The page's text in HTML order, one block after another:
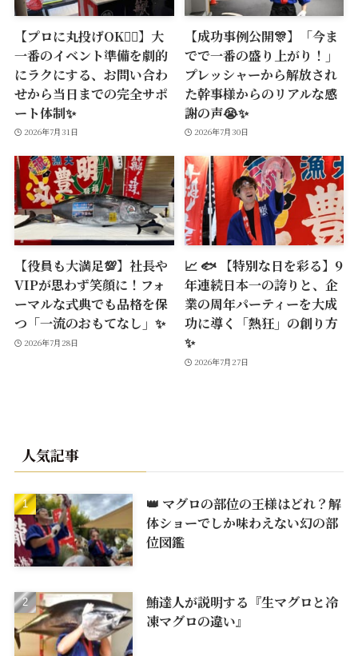
【プロに丸投げOK🙆‍♂️】大
一番のイベント準備を劇的
にラクにする、お問い合わ
せから当日までの完全サポ
ート体制✨
2026年7月31日
【成功事例公開🎊】「今ま
でで一番の盛り上がり！」
プレッシャーから解放され
た幹事様からのリアルな感
謝の声😭✨
2026年7月30日
【役員も大満足💯】社長や
VIPが思わず笑顔に！フォ
ーマルな式典でも品格を保
つ「一流のおもてなし」✨
2026年7月28日
📈 🐟 【特別な日を彩る】9
年連続日本一の誇りと、企
業の周年パーティーを大成
功に導く「熱狂」の創り方
✨
2026年7月27日
人気記事
👑 マグロの部位の王様はどれ？解
体ショーでしか味わえない幻の部
位図鑑
鮪達人が説明する『生マグロと冷
凍マグロの違い』